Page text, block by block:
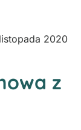
2020
z